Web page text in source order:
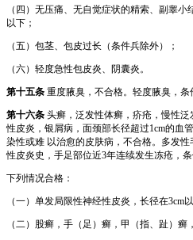
（四）无压痛、无自觉症状的精索、副睾
以下；
（五）包茎、包皮过长（条件兵除外）；
（六）轻度急性包皮炎、阴囊炎。
第十五条 重度腋臭，不合格。轻度腋臭，条
第十六条 头癣，泛发性体癣，疥疮，慢性
性皮炎，银屑病，面颈部长径超过1cm的血
染性或难 以治愈的皮肤病，不合格。多发
性皮炎史，手足部位近3年连续发生冻疮，条
下列情况合格：
（一）单发局限性神经性皮炎，长径在3cm以
（二）股癣，手（足）癣，甲（指、趾）癣